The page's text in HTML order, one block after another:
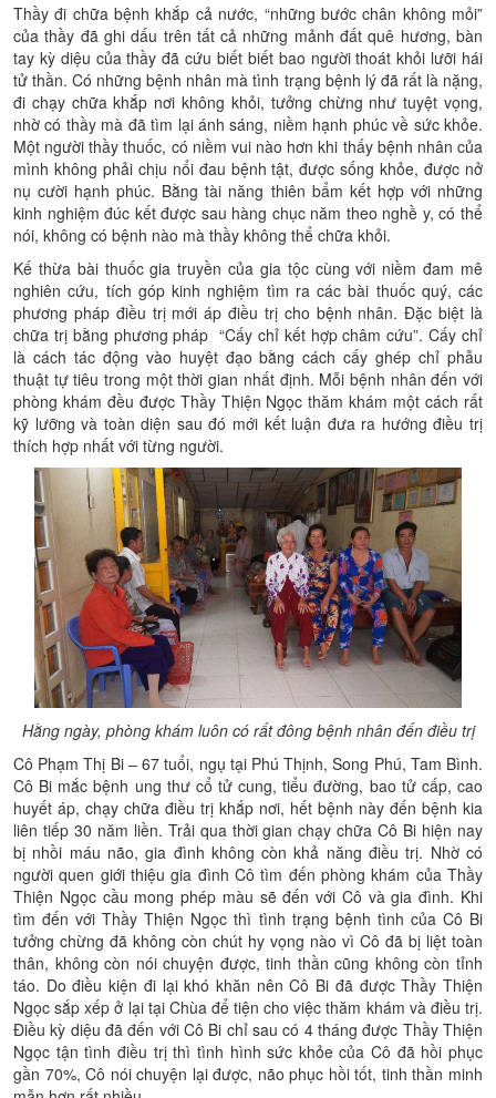
Thầy đi chữa bệnh khắp cả nước, “những bước chân không mỏi”
của thầy đã ghi dấu trên tất cả những mảnh đất quê hương, bàn
tay kỳ diệu của thầy đã cứu biết biết bao người thoát khỏi lưỡi hái
tử thần. Có những bệnh nhân mà tình trạng bệnh lý đã rất là nặng,
đi chạy chữa khắp nơi không khỏi, tưởng chừng như tuyệt vọng,
nhờ có thầy mà đã tìm lại ánh sáng, niềm hạnh phúc về sức khỏe.
Một người thầy thuốc, có niềm vui nào hơn khi thấy bệnh nhân của
mình không phải chịu nổi đau bệnh tật, được sống khỏe, được nở
nụ cười hạnh phúc. Bằng tài năng thiên bẩm kết hợp với những
kinh nghiệm đúc kết được sau hàng chục năm theo nghề y, có thể
nói, không có bệnh nào mà thầy không thể chữa khỏi.
Kế thừa bài thuốc gia truyền của gia tộc cùng với niềm đam mê
nghiên cứu, tích góp kinh nghiệm tìm ra các bài thuốc quý, các
phương pháp điều trị mới áp điều trị cho bệnh nhân. Đặc biệt là
chữa trị bằng phương pháp “Cấy chỉ kết hợp châm cứu”. Cấy chỉ
là cách tác động vào huyệt đạo bằng cách cấy ghép chỉ phẫu
thuật tự tiêu trong một thời gian nhất định. Mỗi bệnh nhân đến với
phòng khám đều được Thầy Thiện Ngọc thăm khám một cách rất
kỹ lưỡng và toàn diện sau đó mới kết luận đưa ra hướng điều trị
thích hợp nhất với từng người.
Hằng ngày, phòng khám luôn có rất đông bệnh nhân đến điều trị
Cô Phạm Thị Bi – 67 tuổi, ngụ tại Phú Thịnh, Song Phú, Tam Bình.
Cô Bi mắc bệnh ung thư cổ tử cung, tiểu đường, bao tử cấp, cao
huyết áp, chạy chữa điều trị khắp nơi, hết bệnh này đến bệnh kia
liên tiếp 30 năm liền. Trải qua thời gian chạy chữa Cô Bi hiện nay
bị nhồi máu não, gia đình không còn khả năng điều trị. Nhờ có
người quen giới thiệu gia đình Cô tìm đến phòng khám của Thầy
Thiện Ngọc cầu mong phép màu sẽ đến với Cô và gia đình. Khi
tìm đến với Thầy Thiện Ngọc thì tình trạng bệnh tình của Cô Bi
tưởng chừng đã không còn chút hy vọng nào vì Cô đã bị liệt toàn
thân, không còn nói chuyện được, tinh thần cũng không còn tỉnh
táo. Do điều kiện đi lại khó khăn nên Cô Bi đã được Thầy Thiện
Ngọc sắp xếp ở lại tại Chùa để tiện cho việc thăm khám và điều trị.
Điều kỳ diệu đã đến với Cô Bi chỉ sau có 4 tháng được Thầy Thiện
Ngọc tận tình điều trị thì tình hình sức khỏe của Cô đã hồi phục
gần 70%, Cô nói chuyện lại được, não phục hồi tốt, tinh thần minh